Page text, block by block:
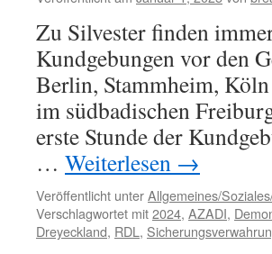
Zu Silvester finden
Kundgebungen vor den
Berlin, Stammheim,
im südbadischen
erste Stunde der
… Weiterlesen →
Veröffentlicht unterAllgemeines/
Verschlagwortet mit2024, AZADI,
Dreyeckland, RDL ,